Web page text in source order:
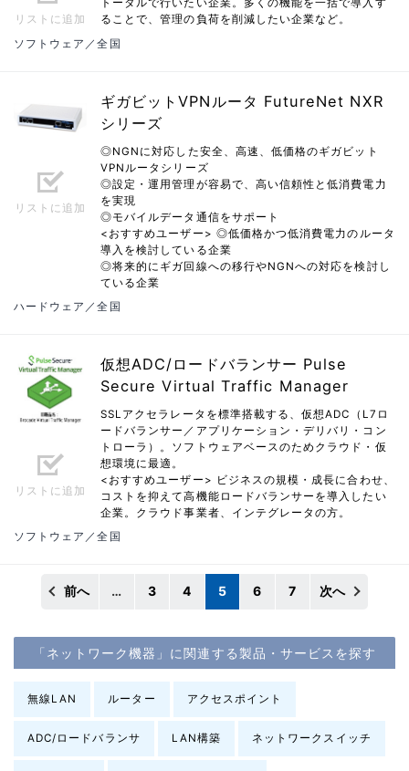
リストに追加
ることで、管理の負荷を削減したい企業など。
ソフトウェア／全国
リストに追加
ギガビットVPNルータ FutureNet NXR
シリーズ
◎NGNに対応した安全、高速、低価格のギガビット
VPNルータシリーズ
◎設定・運用管理が容易で、高い信頼性と低消費電力
を実現
◎モバイルデータ通信をサポート
<おすすめユーザー> ◎低価格かつ低消費電力のルータ
導入を検討している企業
◎将来的にギガ回線への移行やNGNへの対応を検討し
ている企業
ハードウェア／全国
リストに追加
仮想ADC/ロードバランサー Pulse
Secure Virtual Traffic Manager
SSLアクセラレータを標準搭載する、仮想ADC（L7ロ
ードバランサー／アプリケーション・デリバリ・コン
トローラ）。ソフトウェアベースのためクラウド・仮
想環境に最適。
<おすすめユーザー> ビジネスの規模・成長に合わせ、
コストを抑えて高機能ロードバランサーを導入したい
企業。クラウド事業者、インテグレータの方。
ソフトウェア／全国
前へ … 3 4 5 6 7 次へ
「ネットワーク機器」に関連する製品・サービスを探す
無線LAN ルーター アクセスポイント
ADC/ロードバランサ LAN構築 ネットワークスイッチ